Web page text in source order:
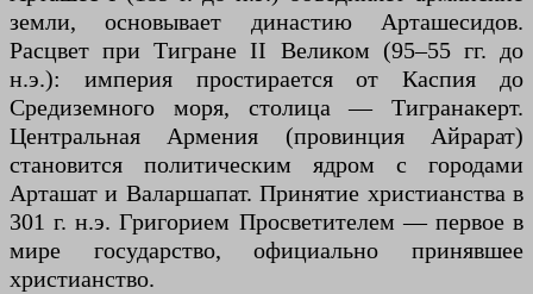
земли, основывает династию Арташесидов.
Расцвет при Тигране II Великом (95–55 гг. до
н.э.): империя простирается от Каспия до
Средиземного моря, столица — Тигранакерт.
Центральная Армения (провинция Айрарат)
становится политическим ядром с городами
Арташат и Валаршапат. Принятие христианства в
301 г. н.э. Григорием Просветителем — первое в
мире государство, официально принявшее
христианство.